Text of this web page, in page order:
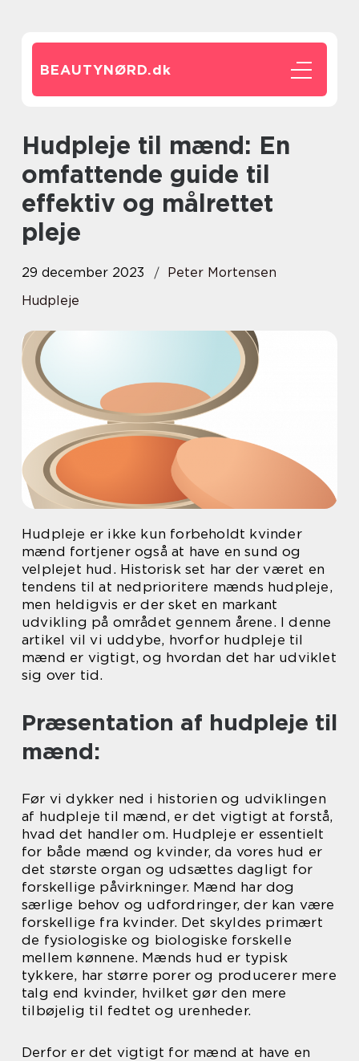
BEAUTYNØRD.dk
Hudpleje til mænd: En
omfattende guide til
effektiv og målrettet
pleje
29 december 2023
Peter Mortensen
Hudpleje
Hudpleje er ikke kun forbeholdt kvinder
mænd fortjener også at have en sund og
velplejet hud. Historisk set har der været en
tendens til at nedprioritere mænds hudpleje,
men heldigvis er der sket en markant
udvikling på området gennem årene. I denne
artikel vil vi uddybe, hvorfor hudpleje til
mænd er vigtigt, og hvordan det har udviklet
sig over tid.
Præsentation af hudpleje til
mænd:
Før vi dykker ned i historien og udviklingen
af hudpleje til mænd, er det vigtigt at forstå,
hvad det handler om. Hudpleje er essentielt
for både mænd og kvinder, da vores hud er
det største organ og udsættes dagligt for
forskellige påvirkninger. Mænd har dog
særlige behov og udfordringer, der kan være
forskellige fra kvinder. Det skyldes primært
de fysiologiske og biologiske forskelle
mellem kønnene. Mænds hud er typisk
tykkere, har større porer og producerer mere
talg end kvinder, hvilket gør den mere
tilbøjelig til fedtet og urenheder.
Derfor er det vigtigt for mænd at have en